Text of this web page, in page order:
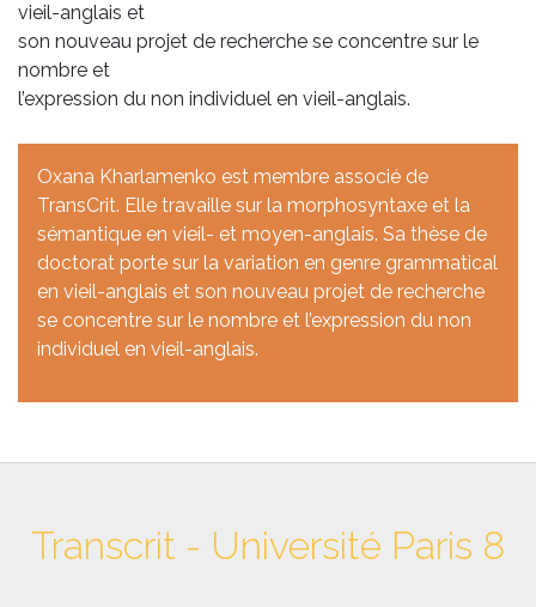
vieil-anglais et
son nouveau projet de recherche se concentre sur le
nombre et
l’expression du non individuel en vieil-anglais.
Oxana Kharlamenko est membre associé de
TransCrit. Elle travaille sur la morphosyntaxe et la
sémantique en vieil- et moyen-anglais. Sa thèse de
doctorat porte sur la variation en genre grammatical
en vieil-anglais et son nouveau projet de recherche
se concentre sur le nombre et l’expression du non
individuel en vieil-anglais.
Transcrit - Université Paris 8